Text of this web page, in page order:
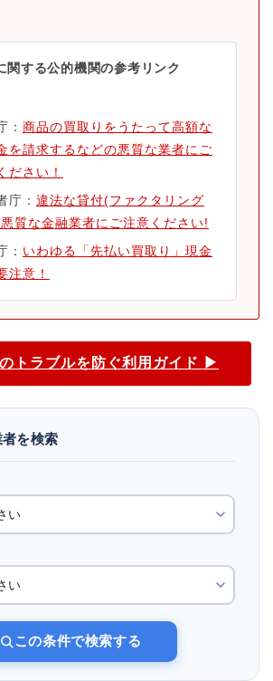
関する公的機関の参考リンク
： 商品の買取りをうたって高額な
を請求するなどの悪質な業者にご
ださい！
庁： 違法な貸付(ファクタリング
質な金融業者にご注意ください!
： いわゆる「先払い買取り」現金
注意！
トラブルを防ぐ利用ガイド ▶
を検索
この条件で検索する